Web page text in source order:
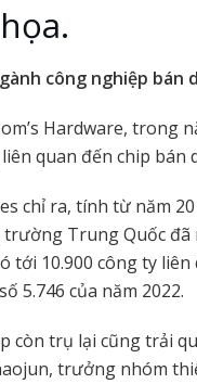
công nghiệp bán
Hardware, trong
quan đến chip
chỉ ra, tính từ năm
Trung Quốc
tới 10.900 công ty
5.746 của năm 2022.
còn trụ lại cũng trải
trưởng nhóm